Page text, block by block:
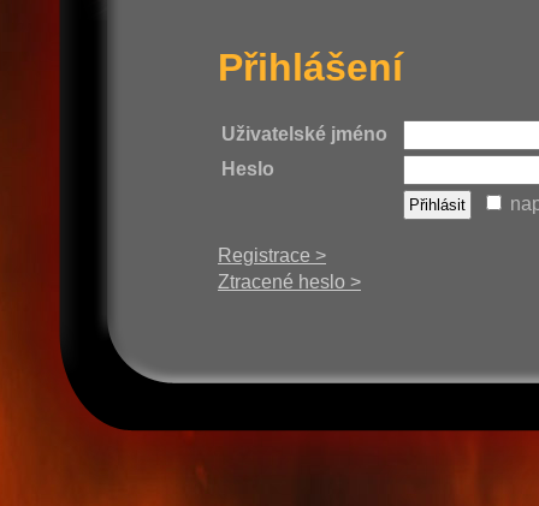
Přihlášení
Uživatelské jméno
Heslo
Registrace >
Ztracené heslo >